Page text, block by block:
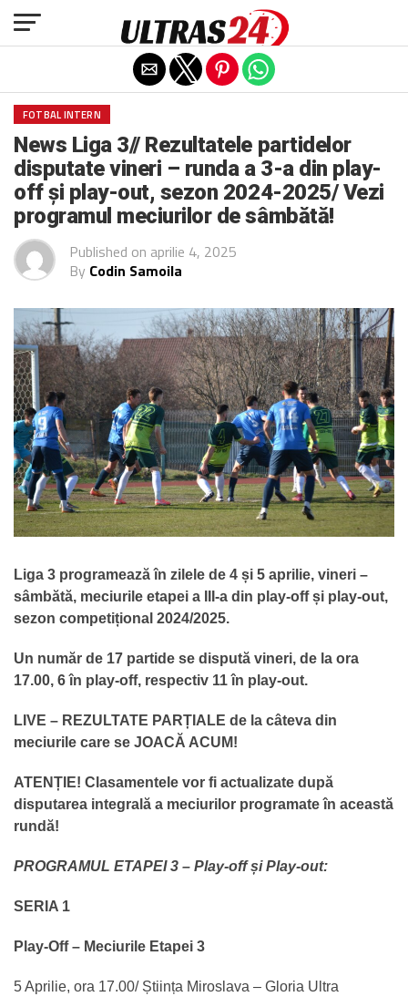
FOTBAL INTERN
News Liga 3// Rezultatele partidelor
disputate vineri – runda a 3-a din play-
off și play-out, sezon 2024-2025/ Vezi
programul meciurilor de sâmbătă!
Published on aprilie 4, 2025
By Codin Samoila
Liga 3 programează în zilele de 4 și 5 aprilie, vineri –
sâmbătă, meciurile etapei a III-a din play-off și play-out,
sezon competițional 2024/2025.
Un număr de 17 partide se dispută vineri, de la ora
17.00, 6 în play-off, respectiv 11 în play-out.
LIVE – REZULTATE PARȚIALE de la câteva din
meciurile care se JOACĂ ACUM!
ATENȚIE! Clasamentele vor fi actualizate după
disputarea integrală a meciurilor programate în această
rundă!
PROGRAMUL ETAPEI 3 – Play-off și Play-out:
SERIA 1
Play-Off – Meciurile Etapei 3
5 Aprilie, ora 17.00/ Știința Miroslava – Gloria Ultra
Exit mobile version